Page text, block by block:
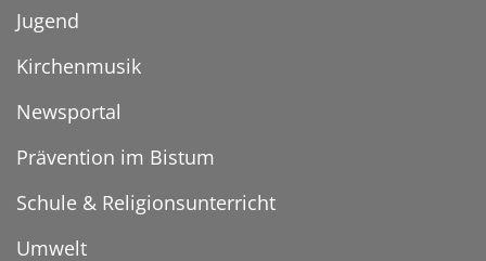
Jugend
Kirchenmusik
Newsportal
Prävention im Bistum
Schule & Religionsunterricht
Umwelt